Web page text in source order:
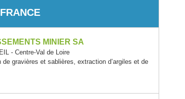
MINIER SA
- Centre-Val de Loire
de gravières et sablières, extraction d’argiles et de